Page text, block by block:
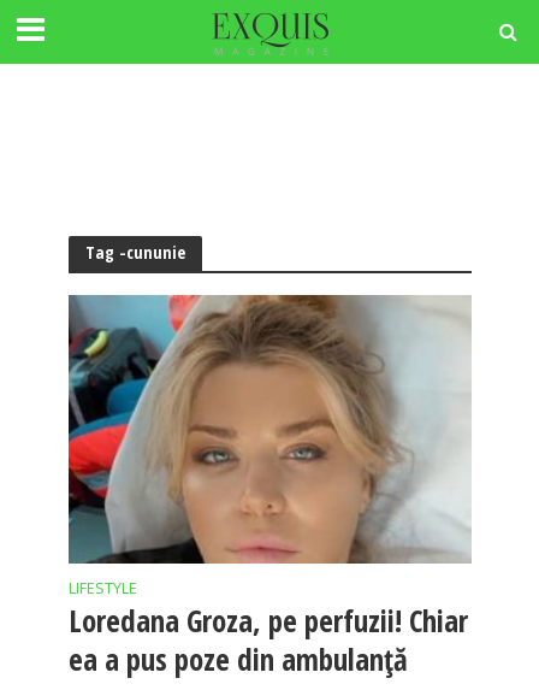
Tag -cununie
LIFESTYLE
Loredana Groza, pe perfuzii! Chiar
ea a pus poze din ambulanță